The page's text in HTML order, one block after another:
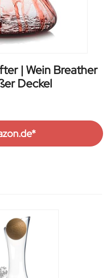
| Wein Breather
Deckel